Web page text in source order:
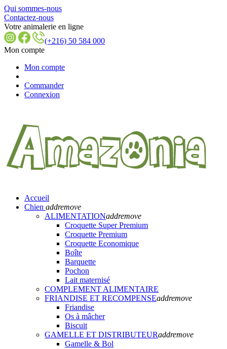
Qui sommes-nous
Contactez-nous
Votre animalerie en ligne
(+216) 50 584 000
Mon compte
Mon compte
Commander
Connexion
Accueil
Chien addremove
ALIMENTATIONaddremove
Croquette Super Premium
Croquette Premium
Croquette Economique
Boîte
Barquette
Pochon
Lait maternisé
COMPLEMENT ALIMENTAIRE
FRIANDISE ET RECOMPENSEaddremove
Friandise
Os à mâcher
Biscuit
GAMELLE ET DISTRIBUTEURaddremove
Gamelle & Bol